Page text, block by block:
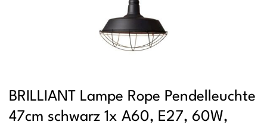
BRILLIANT Lampe Rope Pendelleuchte
47cm schwarz 1x A60, E27, 60W,